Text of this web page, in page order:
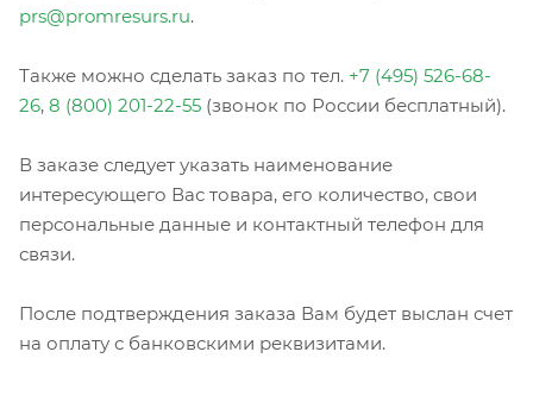
prs@promresurs.ru.
Также можно сделать заказ по тел. +7 (495) 526-68-
26, 8 (800) 201-22-55 (звонок по России бесплатный).
В заказе следует указать наименование
интересующего Вас товара, его количество, свои
персональные данные и контактный телефон для
связи.
После подтверждения заказа Вам будет выслан счет
на оплату с банковскими реквизитами.